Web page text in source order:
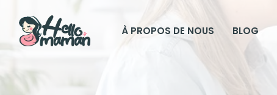
À PROPOS DE NOUS BLOG